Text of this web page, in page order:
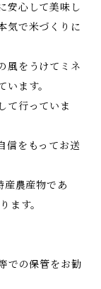
安心して美味し
気で米づくりに
風をうけてミネ
ます。
て行っていま
信をもってお送
産農産物であ
ます。
での保管をお勧